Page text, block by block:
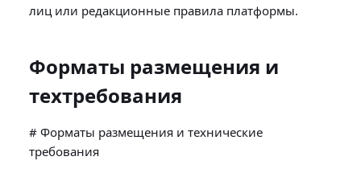
Форматы размещения и
техтребования
# Форматы размещения и технические
требования